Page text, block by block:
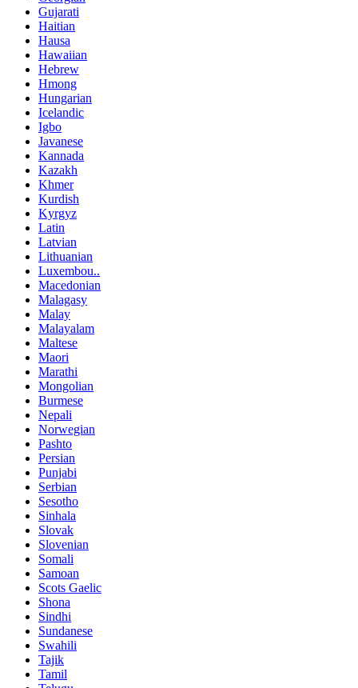
Gujarati
Haitian
Hausa
Hawaiian
Hebrew
Hmong
Hungarian
Icelandic
Igbo
Javanese
Kannada
Kazakh
Khmer
Kurdish
Kyrgyz
Latin
Latvian
Lithuanian
Luxembou..
Macedonian
Malagasy
Malay
Malayalam
Maltese
Maori
Marathi
Mongolian
Burmese
Nepali
Norwegian
Pashto
Persian
Punjabi
Serbian
Sesotho
Sinhala
Slovak
Slovenian
Somali
Samoan
Scots Gaelic
Shona
Sindhi
Sundanese
Swahili
Tajik
Tamil